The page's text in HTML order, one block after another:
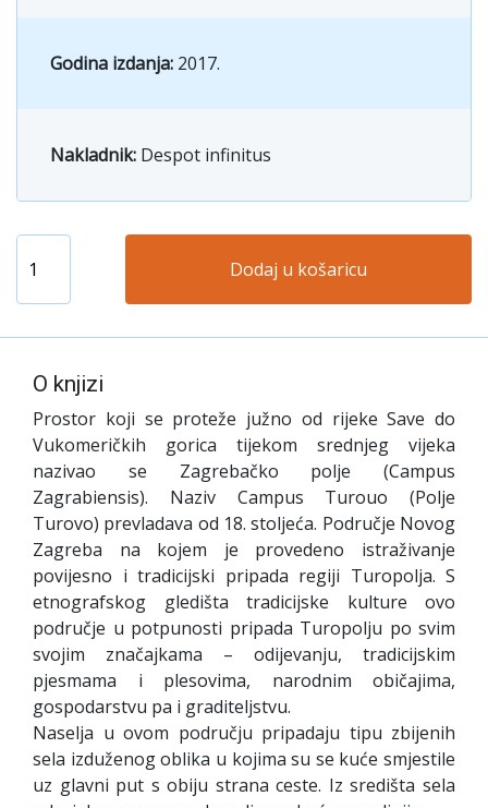
Godina izdanja: 2017.
Nakladnik: Despot infinitus
Dodaj u košaricu
O knjizi
Prostor koji se proteže južno od rijeke Save do
Vukomeričkih gorica tijekom srednjeg vijeka
nazivao se Zagrebačko polje (Campus
Zagrabiensis). Naziv Campus Turouo (Polje
Turovo) prevladava od 18. stoljeća. Područje Novog
Zagreba na kojem je provedeno istraživanje
povijesno i tradicijski pripada regiji Turopolja. S
etnografskog gledišta tradicijske kulture ovo
područje u potpunosti pripada Turopolju po svim
svojim značajkama – odijevanju, tradicijskim
pjesmama i plesovima, narodnim običajima,
gospodarstvu pa i graditeljstvu.
Naselja u ovom području pripadaju tipu zbijenih
sela izduženog oblika u kojima su se kuće smjestile
uz glavni put s obiju strana ceste. Iz središta sela